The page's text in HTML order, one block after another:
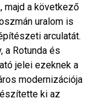
majd a következő
uralom is
arculatát.
a Rotunda és
jelei ezeknek a
modernizációja
ki az